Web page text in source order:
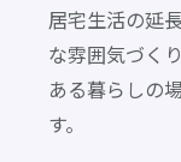
居宅生活の延
な雰囲気づく
ある暮らしの
す。